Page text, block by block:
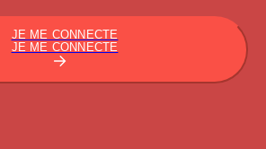
JE ME CONNECTE
JE ME CONNECTE